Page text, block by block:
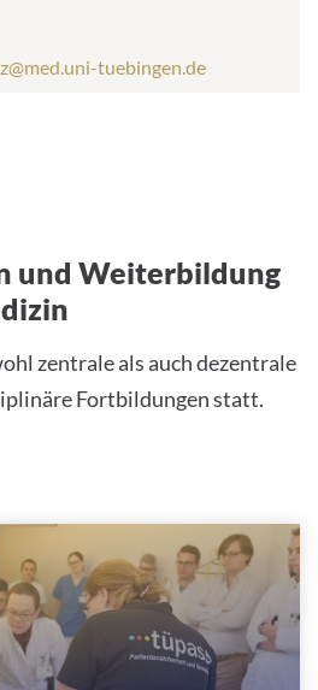
tuebingen.de
und Weiterbildung
zentrale als auch dezentrale
Fortbildungen statt.